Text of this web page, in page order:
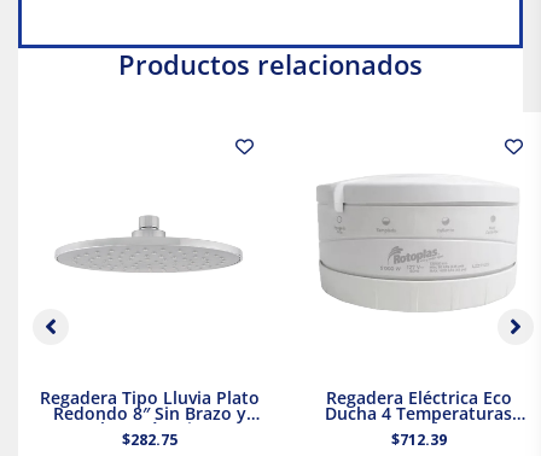
Productos relacionados
Regadera Tipo Lluvia Plato
Redondo 8″ Sin Brazo y
Chapetón Dica
$282.75
Regadera Eléctrica Eco
Ducha 4 Temperaturas
5000 W Rotoplas 310996
$712.39